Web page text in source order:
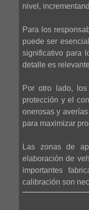
nivel,
Para los
puede ser
significativo para
detalle es
Por otro lado,
protección y el
onerosas y
para maximizar
Las zonas de
elaboración de
importantes
calibración son